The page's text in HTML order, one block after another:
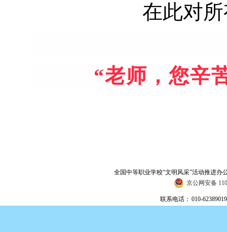
在此对
“老师，您辛
全国中等职业学校“文明风采”活动推进办
京公网安备
联系电话： 010-